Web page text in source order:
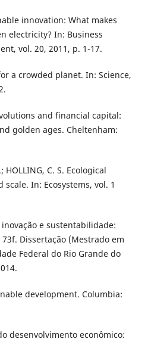
innovation: What makes
electricity? In: Business
vol. 20, 2011, p. 1-17.
a crowded planet. In: Science,
and financial capital:
golden ages. Cheltenham:
HOLLING, C. S. Ecological
In: Ecosystems, vol. 1
inovação e sustentabilidade:
Dissertação (Mestrado em
Federal do Rio Grande do
development. Columbia:
desenvolvimento econômico: